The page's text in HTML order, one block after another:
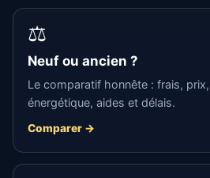
⚖️
Neuf ou ancien ?
Le comparatif honnête : frais,
énergétique, aides et délais.
Comparer →